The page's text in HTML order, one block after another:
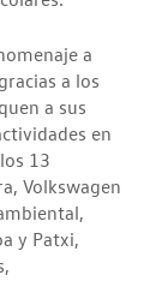
a
a los
a sus
en
13
Volkswagen
y Patxi,